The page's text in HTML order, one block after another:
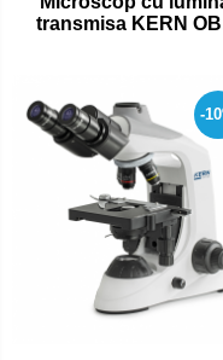
Bare suport (Newtoniene)
Termometre cu infrarosu
Standuri testare forta
Standuri testare manuala
Standuri testare motorizata
Cabluri
Cap pivotant
Convertor Analog-Digital
Cutie de jonctiune
Inele suport
transmisa KERN
-